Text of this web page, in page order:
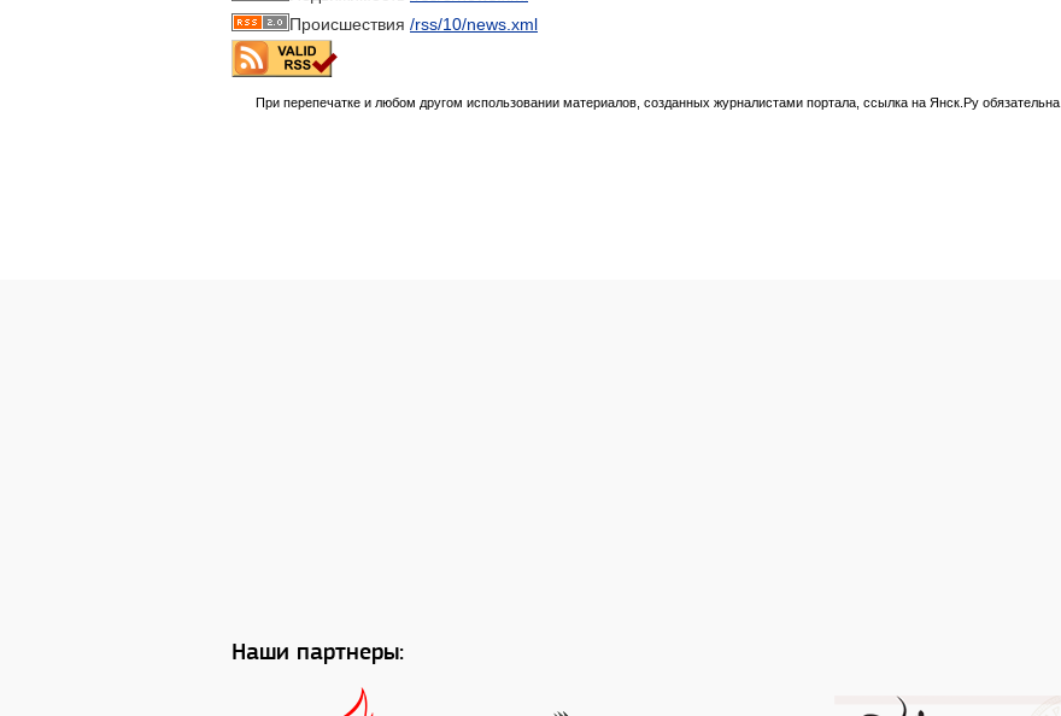
Происшествия /rss/10/news.xml
При перепечатке и любом другом использовании материалов, созданных журналистами портала, ссылка на Янск.Ру обязательна.
Наши партнеры: